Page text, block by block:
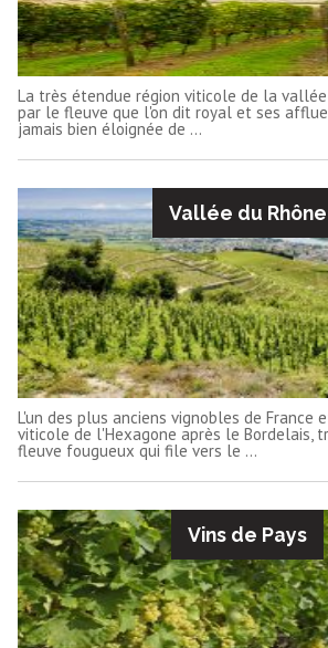
La très étendue région viticole de la
par le fleuve que l'on dit royal et ses
jamais bien éloignée de ...
Vallée du Rhône
L'un des plus anciens vignobles de France
viticole de l'Hexagone après le Bordelais,
fleuve fougueux qui file vers le ...
Vins de Pays